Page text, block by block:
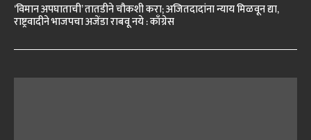
‘विमान अपघाताची’ तातडीने चौकशी करा; अजितदादांना न्याय मिळवून द्या,
राष्ट्रवादीने भाजपचा अजेंडा राबवू नये : काँग्रेस